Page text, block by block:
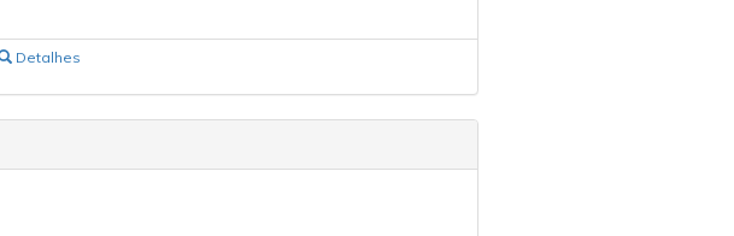
Detalhes